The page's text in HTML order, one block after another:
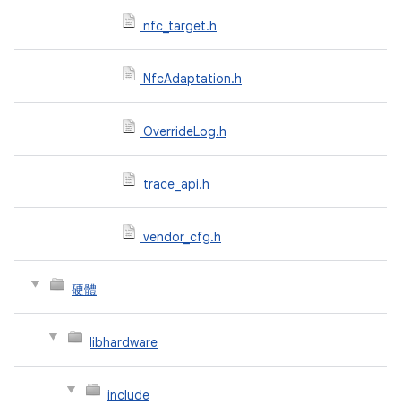
nfc_target.h
NfcAdaptation.h
OverrideLog.h
trace_api.h
vendor_cfg.h
硬體
libhardware
include